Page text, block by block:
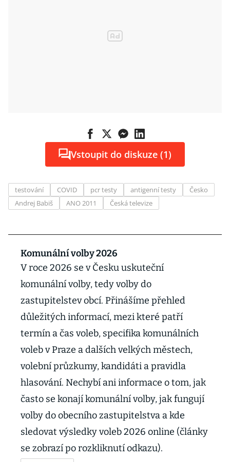
Vstoupit do diskuze (1)
testování COVID pcr testy antigenní testy
Česko
Andrej Babiš
ANO 2011 Česká televize
Komunální volby 2026
V roce 2026 se v Česku uskuteční
komunální volby, tedy volby do
zastupitelstev obcí. Přinášíme přehled
důležitých informací, mezi které patří
termín a čas voleb, specifika komunálních
voleb v Praze a dalších velkých městech,
volební průzkumy, kandidáti a pravidla
hlasování. Nechybí ani informace o tom, jak
často se konají komunální volby, jak fungují
volby do obecního zastupitelstva a kde
sledovat výsledky voleb 2026 online (články
se zobrazí po rozkliknutí odkazu).